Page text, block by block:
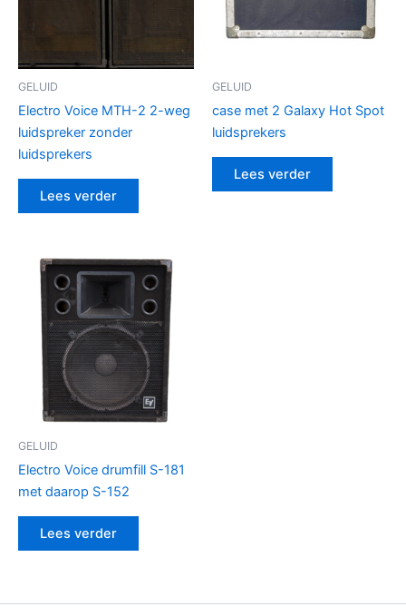
GELUID
Electro Voice MTH-2 2-weg
luidspreker zonder
luidsprekers
Lees verder
GELUID
case met 2 Galaxy Hot Spot
luidsprekers
Lees verder
GELUID
Electro Voice drumfill S-181
met daarop S-152
Lees verder